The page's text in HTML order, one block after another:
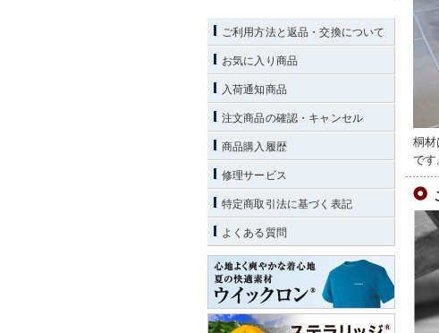
桐
で
ご利用方法と返品・交換について
お気に入り商品
入荷通知商品
注文商品の確認・キャンセル
商品購入履歴
修理サービス
特定商取引法に基づく表記
よくある質問